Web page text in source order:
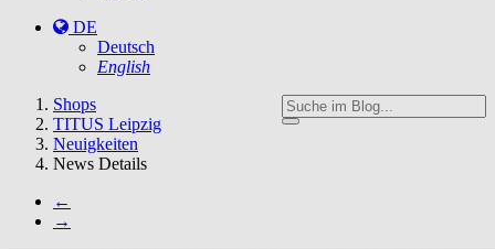
DE
Deutsch
English
here:
Shops
TITUS Leipzig
Neuigkeiten
News Details
←
→